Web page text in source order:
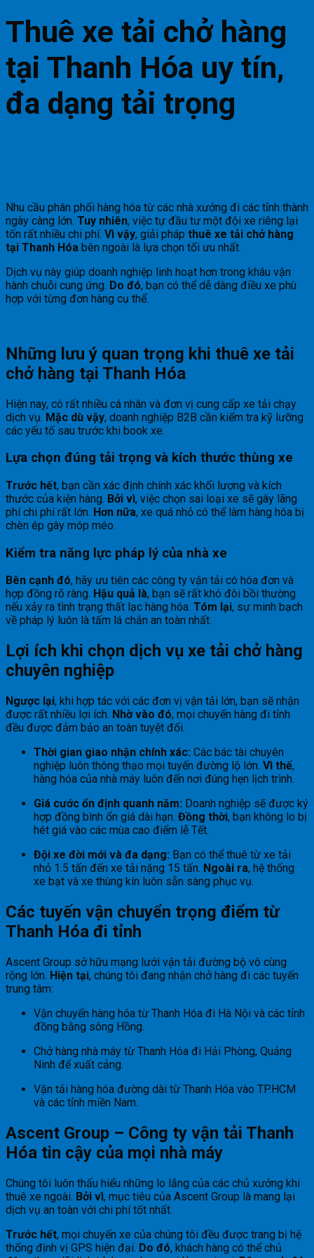
Thuê xe tải chở hàng
tại Thanh Hóa uy tín,
đa dạng tải trọng
Nhu cầu phân phối hàng hóa từ các nhà xưởng đi các tỉnh thành
ngày càng lớn. Tuy nhiên, việc tự đầu tư một đội xe riêng lại
tốn rất nhiều chi phí. Vì vậy, giải pháp thuê xe tải chở hàng
tại Thanh Hóa bên ngoài là lựa chọn tối ưu nhất.
Dịch vụ này giúp doanh nghiệp linh hoạt hơn trong khâu vận
hành chuỗi cung ứng. Do đó, bạn có thể dễ dàng điều xe phù
hợp với từng đơn hàng cụ thể.
Những lưu ý quan trọng khi thuê xe tải
chở hàng tại Thanh Hóa
Hiện nay, có rất nhiều cá nhân và đơn vị cung cấp xe tải chạy
dịch vụ. Mặc dù vậy, doanh nghiệp B2B cần kiểm tra kỹ lưỡng
các yếu tố sau trước khi book xe.
Lựa chọn đúng tải trọng và kích thước thùng xe
Trước hết, bạn cần xác định chính xác khối lượng và kích
thước của kiện hàng. Bởi vì, việc chọn sai loại xe sẽ gây lãng
phí chi phí rất lớn. Hơn nữa, xe quá nhỏ có thể làm hàng hóa bị
chèn ép gây móp méo.
Kiểm tra năng lực pháp lý của nhà xe
Bên cạnh đó, hãy ưu tiên các công ty vận tải có hóa đơn và
hợp đồng rõ ràng. Hậu quả là, bạn sẽ rất khó đòi bồi thường
nếu xảy ra tình trạng thất lạc hàng hóa. Tóm lại, sự minh bạch
về pháp lý luôn là tấm lá chắn an toàn nhất.
Lợi ích khi chọn dịch vụ xe tải chở hàng
chuyên nghiệp
Ngược lại, khi hợp tác với các đơn vị vận tải lớn, bạn sẽ nhận
được rất nhiều lợi ích. Nhờ vào đó, mọi chuyến hàng đi tỉnh
đều được đảm bảo an toàn tuyệt đối.
Thời gian giao nhận chính xác: Các bác tài chuyên
nghiệp luôn thông thạo mọi tuyến đường lộ lớn. Vì thế,
hàng hóa của nhà máy luôn đến nơi đúng hẹn lịch trình.
Giá cước ổn định quanh năm: Doanh nghiệp sẽ được ký
hợp đồng bình ổn giá dài hạn. Đồng thời, bạn không lo bị
hét giá vào các mùa cao điểm lễ Tết.
Đội xe đời mới và đa dạng: Bạn có thể thuê từ xe tải
nhỏ 1.5 tấn đến xe tải nặng 15 tấn. Ngoài ra, hệ thống
xe bạt và xe thùng kín luôn sẵn sàng phục vụ.
Các tuyến vận chuyển trọng điểm từ
Thanh Hóa đi tỉnh
Ascent Group sở hữu mạng lưới vận tải đường bộ vô cùng
rộng lớn. Hiện tại, chúng tôi đang nhận chở hàng đi các tuyến
trung tâm:
Vận chuyển hàng hóa từ Thanh Hóa đi Hà Nội và các tỉnh
đồng bằng sông Hồng.
Chở hàng nhà máy từ Thanh Hóa đi Hải Phòng, Quảng
Ninh để xuất cảng.
Vận tải hàng hóa đường dài từ Thanh Hóa vào TP.HCM
và các tỉnh miền Nam.
Ascent Group – Công ty vận tải Thanh
Hóa tin cậy của mọi nhà máy
Chúng tôi luôn thấu hiểu những lo lắng của các chủ xưởng khi
thuê xe ngoài. Bởi vì, mục tiêu của Ascent Group là mang lại
dịch vụ an toàn với chi phí tốt nhất.
Trước hết, mọi chuyến xe của chúng tôi đều được trang bị hệ
thống định vị GPS hiện đại. Do đó, khách hàng có thể chủ